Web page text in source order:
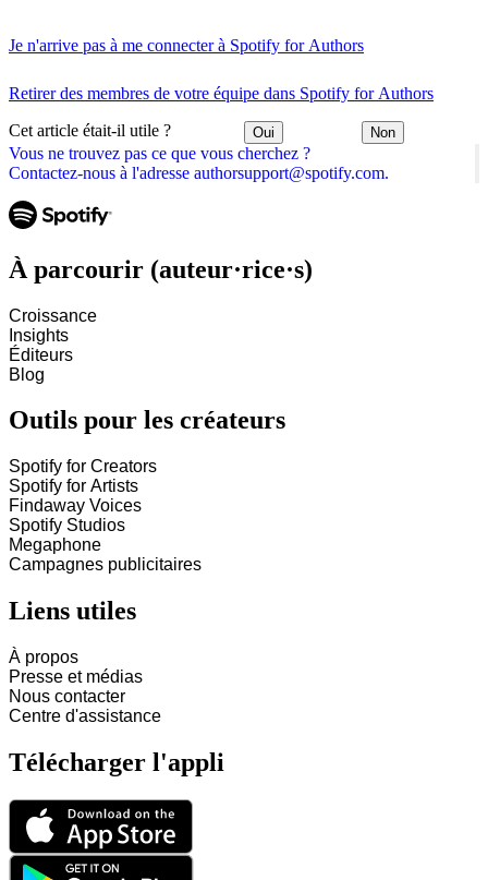
Vous ne trouvez pas ce que vous cherchez ?
Contactez-nous à l'adresse authorsupport@spotify.com.
Je n'arrive pas à me connecter à Spotify for Authors
Retirer des membres de votre équipe dans Spotify for Authors
Cet article était-il utile ? Oui Non
À parcourir (auteur·rice·s)
Croissance
Insights
Éditeurs
Blog
Outils pour les créateurs
Spotify for Creators
Spotify for Artists
Findaway Voices
Spotify Studios
Megaphone
Campagnes publicitaires
Liens utiles
À propos
Presse et médias
Nous contacter
Centre d'assistance
Télécharger l'appli